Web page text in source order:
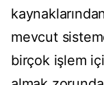
mevcut
birçok işlem